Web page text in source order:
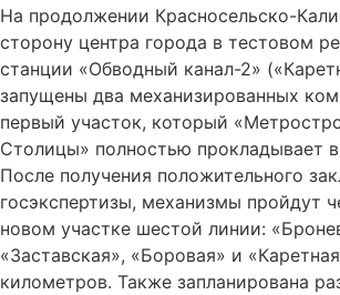
На продолжении Красносельско-
сторону центра города в тестовом
станции «Обводный канал-2»
запущены два механизированных
первый участок, который
Столицы» полностью прокладывает
После получения положительного
госэкспертизы, механизмы пройдут
новом участке шестой линии:
«Заставская», «Боровая» и
километров. Также запланирована